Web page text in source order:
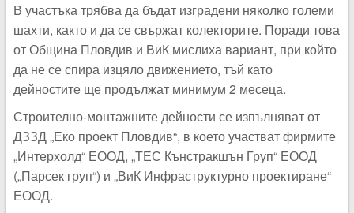
В участъка трябва да бъдат изградени няколко големи
шахти, както и да се свържат колекторите. Поради това
от Община Пловдив и ВиК мислиха вариант, при който
да не се спира изцяло движението, тъй като
дейностите ще продължат минимум 2 месеца.
Строително-монтажните дейности се изпълняват от
ДЗЗД „Еко проект Пловдив“, в което участват фирмите
„Интерхолд“ ЕООД, „ТЕС Кънстракшън Груп“ ЕООД
(„Парсек груп“) и „ВиК Инфраструктурно проектиране“
ЕООД.